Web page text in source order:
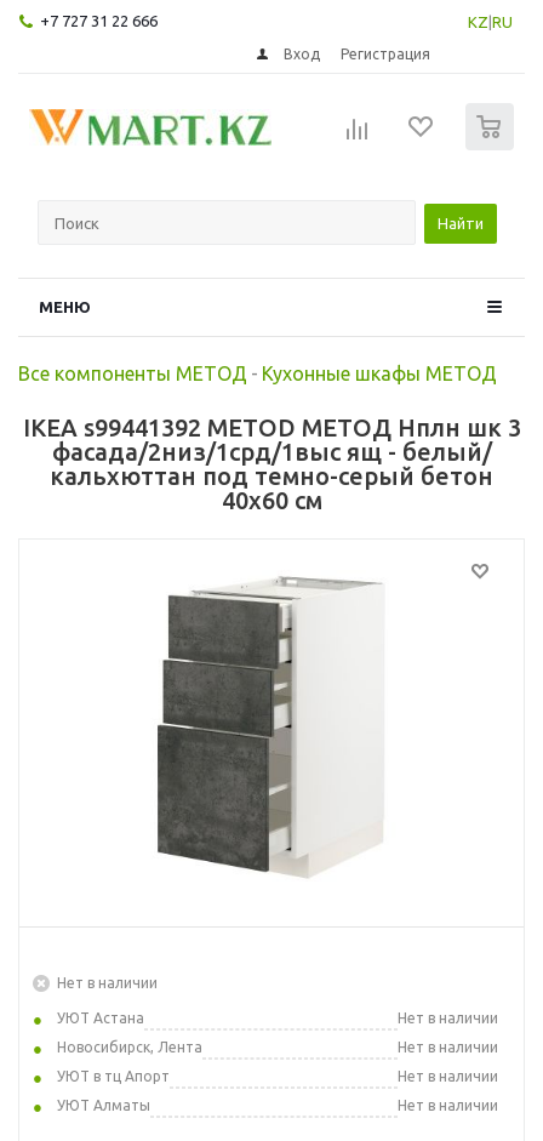
+7 727 31 22 666 KZ RU
Вход Регистрация
Найти
МЕНЮ
Все компоненты МЕТОД - Кухонные шкафы МЕТОД
IKEA s99441392 METOD МЕТОД Нплн шк 3
фасада/2низ/1срд/1выс ящ - белый/
кальхюттан под темно-серый бетон
40x60 см
Нет в наличии
УЮТ Астана
Нет в наличии
Новосибирск, Лента
Нет в наличии
УЮТ в тц Апорт
Нет в наличии
УЮТ Алматы
Нет в наличии